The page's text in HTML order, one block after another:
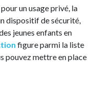
un usage privé, la
dispositif de sécurité,
jeunes enfants en
figure parmi la liste
pouvez mettre en place